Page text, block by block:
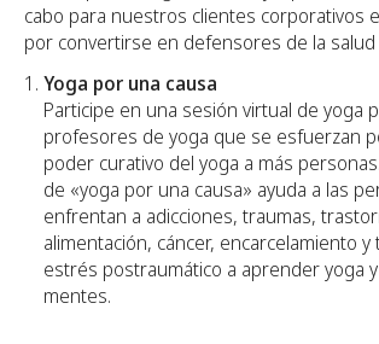
cabo para nuestros clientes corporativos
por convertirse en defensores de la salud
Yoga por una causa
Participe en una sesión virtual de yoga
profesores de yoga que se esfuerzan
poder curativo del yoga a más
de «yoga por una causa» ayuda a las
enfrentan a adicciones, traumas,
alimentación, cáncer, encarcelamiento
estrés postraumático a aprender yoga
mentes.